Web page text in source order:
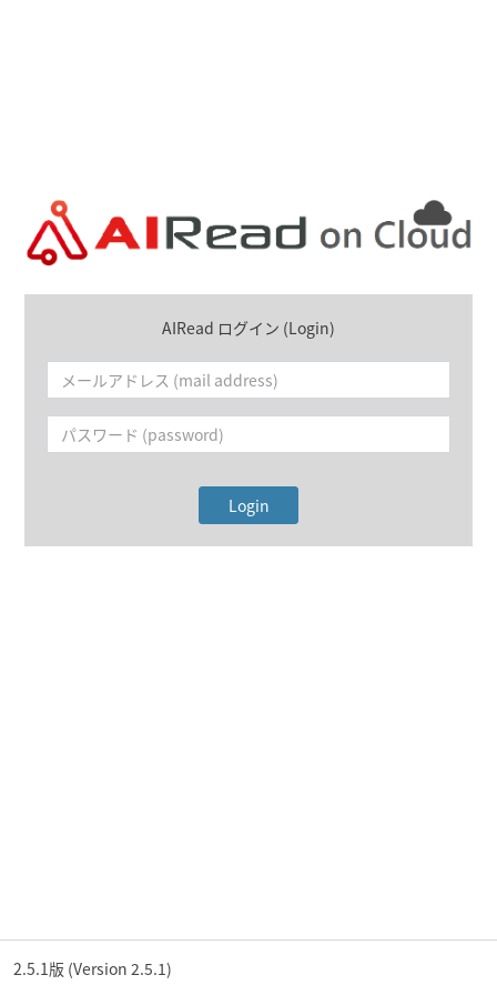
AIRead ログイン (Login)
Login
2.5.1 版 (Version 2.5.1)